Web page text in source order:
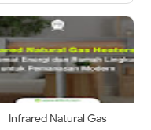
Infrared Natural Gas